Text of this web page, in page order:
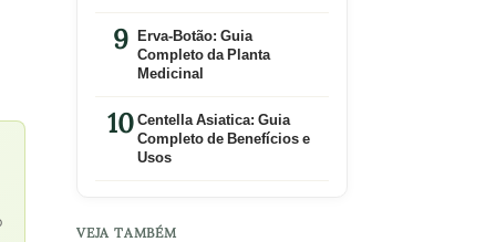
Erva-Botão: Guia
Completo da Planta
Medicinal
Centella Asiatica: Guia
Completo de Benefícios e
Usos
VEJA TAMBÉM